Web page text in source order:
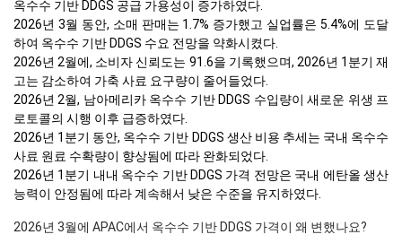
옥수수 기반 DDGS 공급 가용성이 증가하였다.
2026년 3월 동안, 소매 판매는 1.7% 증가했고 실업률은 5.4%에 도달
하여 옥수수 기반 DDGS 수요 전망을 약화시켰다.
2026년 2월에, 소비자 신뢰도는 91.6을 기록했으며, 2026년 1분기 재
고는 감소하여 가축 사료 요구량이 줄어들었다.
2026년 2월, 남아메리카 옥수수 기반 DDGS 수입량이 새로운 위생 프
로토콜의 시행 이후 급증하였다.
2026년 1분기 동안, 옥수수 기반 DDGS 생산 비용 추세는 국내 옥수수
사료 원료 수확량이 향상됨에 따라 완화되었다.
2026년 1분기 내내 옥수수 기반 DDGS 가격 전망은 국내 에탄올 생산
능력이 안정됨에 따라 계속해서 낮은 수준을 유지하였다.
2026년 3월에 APAC에서 옥수수 기반 DDGS 가격이 왜 변했나요?